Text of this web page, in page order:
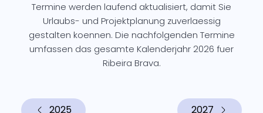
Termine werden laufend aktualisiert, damit Sie
Urlaubs- und Projektplanung zuverlaessig
gestalten koennen. Die nachfolgenden Termine
umfassen das gesamte Kalenderjahr 2026 fuer
Ribeira Brava.
2025 2027